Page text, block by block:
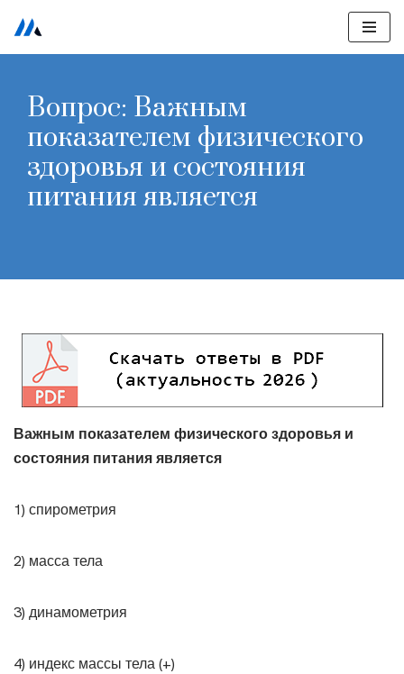
Перейти
содержимому
Вопрос: Важным
показателем физического
здоровья и состояния
питания является
Важным показателем физического здоровья и
состояния питания является
1) спирометрия
2) масса тела
3) динамометрия
4) индекс массы тела (+)